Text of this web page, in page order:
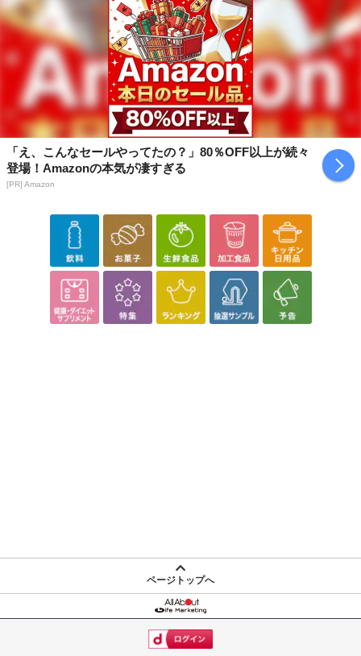
「え、こんなセールやってたの？」80％OFF以上が続々
登場！Amazonの本気が凄すぎる
[PR] Amazon
ページトップへ